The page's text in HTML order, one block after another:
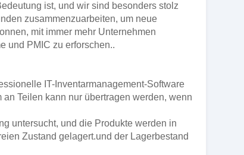
ist, und wir sind besonders stolz
zusammenzuarbeiten, um neue
mit immer mehr Unternehmen
und PMIC zu erforschen..
IT-Inventarmanagement-Software
Teilen kann nur übertragen werden, wenn
untersucht, und die Produkte werden in
Zustand gelagert.und der Lagerbestand